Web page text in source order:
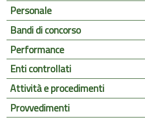
Personale
Bandi di concorso
Performance
Enti controllati
Attività e procedimenti
Provvedimenti